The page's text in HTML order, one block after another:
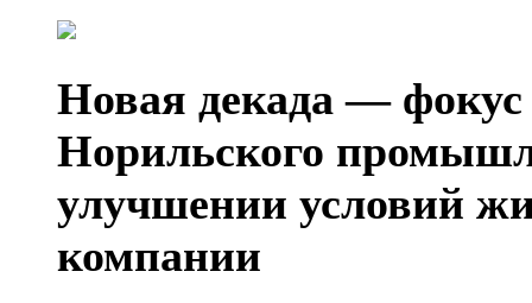
Новая декада — фокус
Норильского
улучшении условий
компании